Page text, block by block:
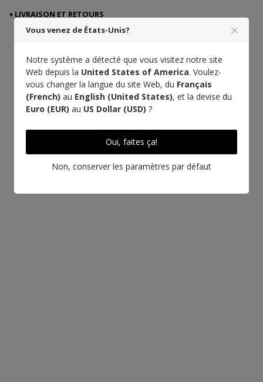
LIVRAISON ET RETOURS
Fabriqué en
Italie
Artisanat
d'excellence
Rendez-vous à
l'Atelier
Vous venez de États-Unis?
Notre système a détecté que vous visitez notre site
Web depuis la United States of America. Voulez-
vous changer la langue du site Web, du Français
(French) au English (United States), et la devise du
Euro (EUR) au US Dollar (USD) ?
Oui, faites ça!
Non, conserver les paramètres par défaut